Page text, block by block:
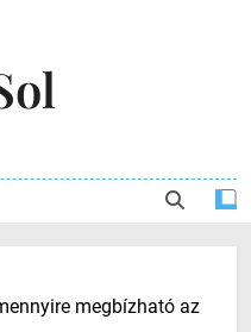
megbízható az